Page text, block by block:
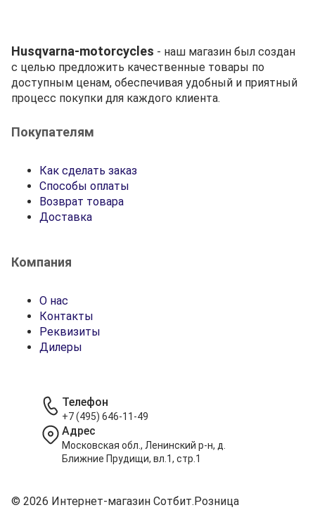
Husqvarna-motorcycles - наш магазин был создан
с целью предложить качественные товары по
доступным ценам, обеспечивая удобный и приятный
процесс покупки для каждого клиента.
Покупателям
Как сделать заказ
Способы оплаты
Возврат товара
Доставка
Компания
О нас
Контакты
Реквизиты
Дилеры
Телефон
+7 (495) 646-11-49
Адрес
Московская обл., Ленинский р-н, д.
Ближние Прудищи, вл.1, стр.1
© 2026 Интернет-магазин Сотбит.Розница